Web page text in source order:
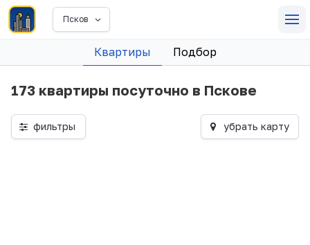
Псков
Квартиры Подбор
173 квартиры посуточно в Пскове
фильтры убрать карту